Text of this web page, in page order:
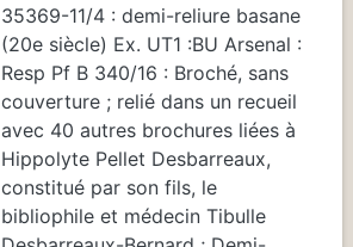
35369-11/4 : demi-reliure basane
(20e siècle) Ex. UT1 :BU Arsenal :
Resp Pf B 340/16 : Broché, sans
couverture ; relié dans un recueil
avec 40 autres brochures liées à
Hippolyte Pellet Desbarreaux,
constitué par son fils, le
bibliophile et médecin Tibulle